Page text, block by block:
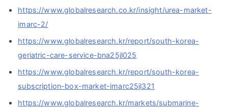
https://www.globalresearch.co.kr/insight/urea-market-
imarc-2/
https://www.globalresearch.kr/report/south-korea-
geriatric-care-service-bna25jl025
https://www.globalresearch.kr/report/south-korea-
subscription-box-market-imarc25jl321
https://www.globalresearch.kr/markets/submarine-